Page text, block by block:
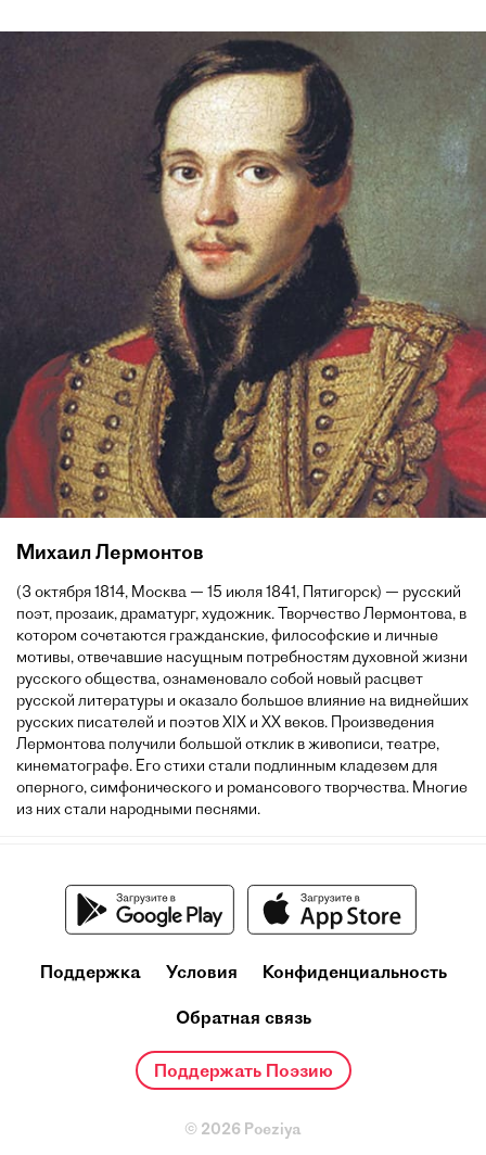
Михаил Лермонтов
(3 октября 1814, Москва — 15 июля 1841, Пятигорск) — русский
поэт, прозаик, драматург, художник. Творчество Лермонтова, в
котором сочетаются гражданские, философские и личные
мотивы, отвечавшие насущным потребностям духовной жизни
русского общества, ознаменовало собой новый расцвет
русской литературы и оказало большое влияние на виднейших
русских писателей и поэтов XIX и XX веков. Произведения
Лермонтова получили большой отклик в живописи, театре,
кинематографе. Его стихи стали подлинным кладезем для
оперного, симфонического и романсового творчества. Многие
из них стали народными песнями.
Поддержка Условия Конфиденциальность
Обратная связь
Поддержать Поэзию
© 2026 Poeziya